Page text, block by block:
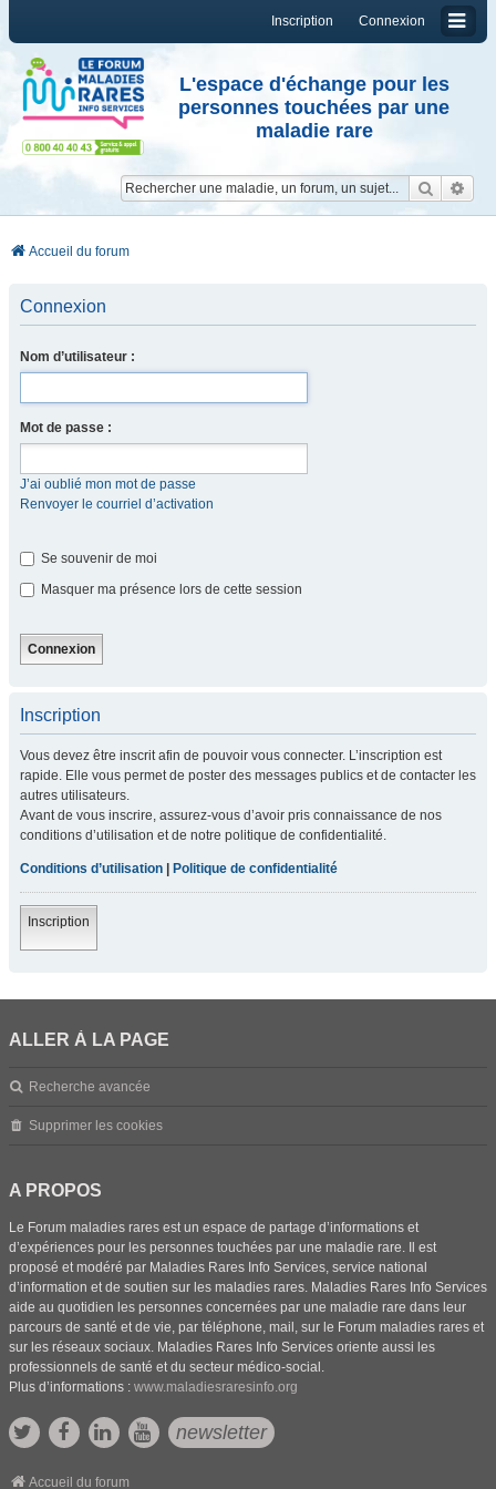
Connexion
Inscription
L'espace d'échange pour les
personnes touchées par une
maladie rare
Accueil du forum
Connexion
Nom d’utilisateur :
Mot de passe :
J’ai oublié mon mot de passe
Renvoyer le courriel d’activation
Se souvenir de moi
Masquer ma présence lors de cette session
Inscription
Vous devez être inscrit afin de pouvoir vous connecter. L’inscription est
rapide. Elle vous permet de poster des messages publics et de contacter les
autres utilisateurs.
Avant de vous inscrire, assurez-vous d’avoir pris connaissance de nos
conditions d’utilisation et de notre politique de confidentialité.
Conditions d’utilisation Politique de confidentialité
Inscription
ALLER À LA PAGE
Recherche avancée
Supprimer les cookies
A PROPOS
Le Forum maladies rares est un espace de partage d’informations et
d’expériences pour les personnes touchées par une maladie rare. Il est
proposé et modéré par Maladies Rares Info Services, service national
d’information et de soutien sur les maladies rares. Maladies Rares Info Services
aide au quotidien les personnes concernées par une maladie rare dans leur
parcours de santé et de vie, par téléphone, mail, sur le Forum maladies rares et
sur les réseaux sociaux. Maladies Rares Info Services oriente aussi les
professionnels de santé et du secteur médico-social.
Plus d’informations : www.maladiesraresinfo.org
newsletter
Accueil du forum